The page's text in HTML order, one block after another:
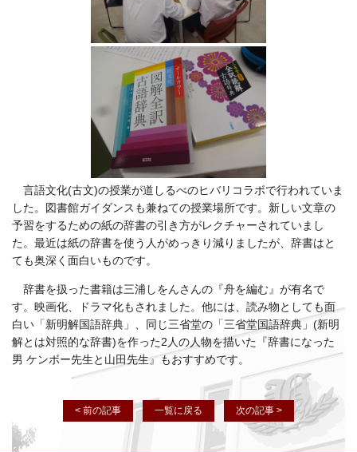
言語文化(古文)の授業が道しるべのヒバリコラボで行われていま
した。図書館ガイダンスも兼ねての授業場所です。新しい文章の
予習をするための紙の辞書の引き方がレクチャーされていまし
た。最近は紙の辞書を使う人がめっきり減りましたが、辞書はと
ても奥深く面白いものです。
辞書を扱った書籍は三浦しをんさんの『舟を編む』が有名で
す。映画化、ドラマ化もされました。他には、読み物としても面
白い「新明解国語辞典」、同じ三省堂の「三省堂国語辞典」(新明
解とは対照的な辞書)を作った2人の人物を描いた『辞書になった
男 ケンボー先生と山田先生』もおすすめです。
< 前の記事 一覧に戻る 次の記事 >